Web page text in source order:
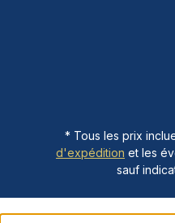
* Tous les prix
d'expédition et les
sauf